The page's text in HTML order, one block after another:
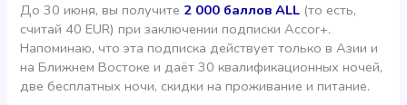
До 30 июня, вы получите 2 000 баллов ALL (то есть,
считай 40 EUR) при заключении подписки Accor+.
Напоминаю, что эта подписка действует только в Азии и
на Ближнем Востоке и даёт 30 квалификационных ночей,
две бесплатных ночи, скидки на проживание и питание.